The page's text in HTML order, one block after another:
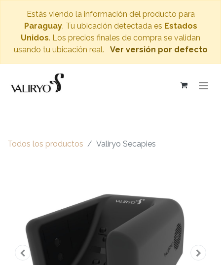
Estás viendo la información del producto para
Paraguay. Tu ubicación detectada es Estados
Unidos. Los precios finales de compra se validan
usando tu ubicación real.
Ver versión por defecto
Todos los productos Valiryo Secapies